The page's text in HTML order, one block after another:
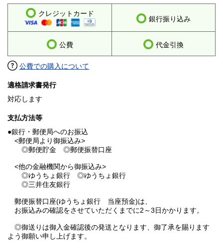
クレジットカード
銀行振り込み
公費 代金引換
公費での購入について
適格請求書発行
対応します
支払方法等
●銀行・郵便局へのお振込
<郵便局より御振込み>
◎郵便貯金 ◎郵便振替口座
<他の金融機関から御振込み>
◎ゆうちょ銀行 ◎ゆうちょ銀行
◎三井住友銀行
郵便振替口座(ゆうちょ銀行 当座預金)は、
お振込みの確認をさせていただくまでに2～3日かかります。
◎御送りは御入金確認後の発送となります、御了承を賜ります
よう御願い申し上げます。